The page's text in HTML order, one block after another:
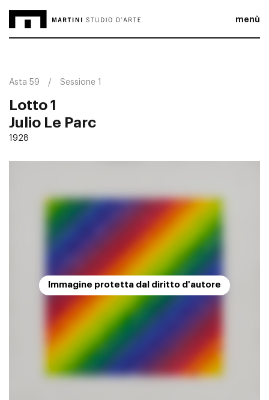
menù
Asta 59 Sessione 1
Lotto 1
Julio Le Parc
1928
Immagine protetta dal diritto d'autore